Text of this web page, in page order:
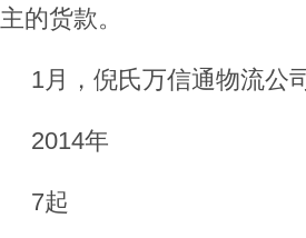
主的货款。
1月，倪氏万信通物流公
2014年
7起